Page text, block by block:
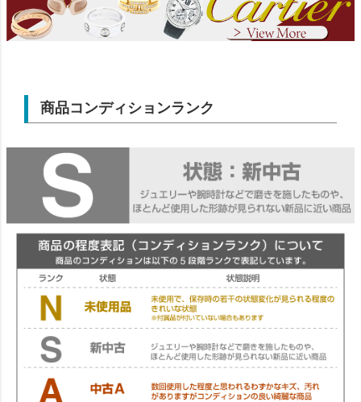
商品コンディションランク